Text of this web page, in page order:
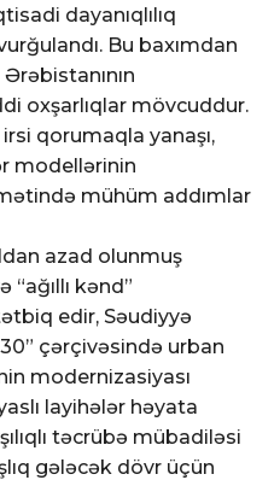
dayanıqlılıq
Bu baxımdan
oxşarlıqlar mövcuddur.
qorumaqla yanaşı,
modellərinin
mühüm addımlar
azad olunmuş
“ağıllı kənd”
edir, Səudiyyə
çərçivəsində urban
modernizasiyası
layihələr həyata
təcrübə mübadiləsi
gələcək dövr üçün